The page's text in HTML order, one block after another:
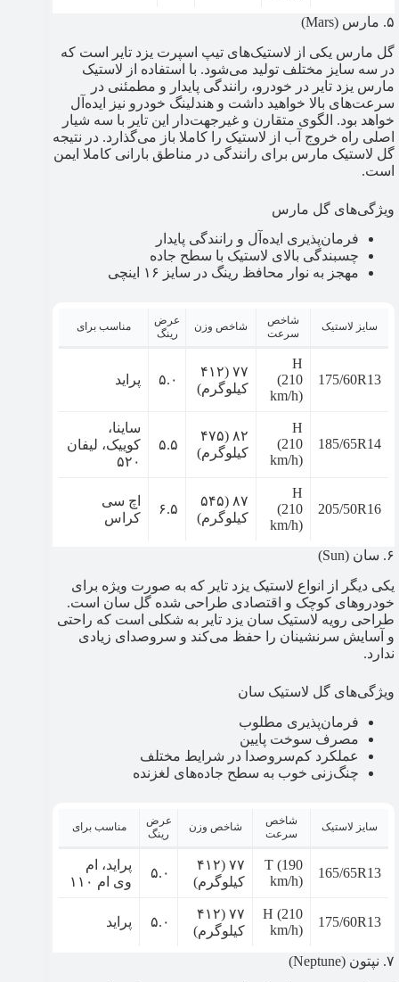
۵. مارس (Mars)
گل مارس یکی از لاستیک‌های تیپ اسپرت یزد تایر است که
در سه سایز مختلف تولید می‌شود. با استفاده از لاستیک
مارس یزد تایر در خودرو، رانندگی پایدار و مطمئنی در
سرعت‌های بالا خواهید داشت و هندلینگ خودرو نیز ایده‌آل
خواهد بود. الگوی متقارن و غیرجهت‌دار این تایر با سه شیار
اصلی راه خروج آب از لاستیک را کاملا باز می‌گذارد. در نتیجه
گل لاستیک مارس برای رانندگی در مناطق بارانی کاملا ایمن
است.
ویژگی‌های گل مارس
فرمان‌پذیری ایده‌آل و رانندگی پایدار
چسبندگی بالای لاستیک با سطح جاده
مهجز به نوار محافظ رینگ در سایز ۱۶ اینچی
سایز لاستیک
شاخص
سرعت
شاخص وزن
عرض
رینگ
مناسب برای
175/60R13
H
(210
km/h)
۷۷ (۴۱۲
کیلوگرم)
۵.۰ پراید
185/65R14
H
(210
km/h)
۸۲ (۴۷۵
کیلوگرم)
۵.۵
ساینا،
کوییک، لیفان
۵۲۰
205/50R16
H
(210
km/h)
۸۷ (۵۴۵
کیلوگرم)
۶.۵
اچ سی
کراس
۶. سان (Sun)
یکی دیگر از انواع لاستیک یزد تایر که به صورت ویژه برای
خودروهای کوچک و اقتصادی طراحی شده گل سان است.
طراحی رویه لاستیک سان یزد تایر به شکلی است که راحتی
و آسایش سرنشینان را حفظ می‌کند و سروصدای زیادی
ندارد.
ویژگی‌های گل لاستیک سان
فرمان‌پذیری مطلوب
مصرف سوخت پایین
عملکرد کم‌سروصدا در شرایط مختلف
چنگ‌زنی خوب به سطح جاده‌های لغزنده
سایز لاستیک
شاخص
سرعت
شاخص وزن
عرض
رینگ
مناسب برای
165/65R13
T (190
km/h)
۷۷ (۴۱۲
کیلوگرم)
۵.۰
پراید، ام
وی ام ۱۱۰
175/60R13
H (210
km/h)
۷۷ (۴۱۲
کیلوگرم)
۵.۰ پراید
۷. نپتون (Neptune)